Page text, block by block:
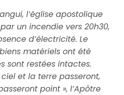
l’église apostolique
un incendie vers 20h30,
d’électricité. Le
matériels ont été
sont restées intactes.
et la terre passeront,
point », l’Apôtre